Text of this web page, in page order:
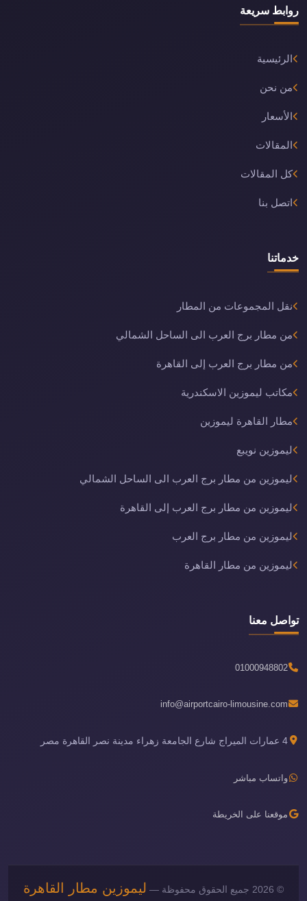
روابط سريعة
الرئيسية
من نحن
الأسعار
المقالات
كل المقالات
اتصل بنا
خدماتنا
نقل المجموعات من المطار
من مطار برج العرب الى الساحل الشمالي
من مطار برج العرب إلى القاهرة
مكاتب ليموزين الاسكندرية
مطار القاهرة ليموزين
ليموزين نويبع
ليموزين من مطار برج العرب الى الساحل الشمالي
ليموزين من مطار برج العرب إلى القاهرة
ليموزين من مطار برج العرب
ليموزين من مطار القاهرة
تواصل معنا
01000948802
info@airportcairo-limousine.com
4 عمارات الميراج شارع الجامعة زهراء مدينة نصر القاهرة مصر
واتساب مباشر
موقعنا على الخريطة
© 2026 جميع الحقوق محفوظة — ليموزين مطار القاهرة